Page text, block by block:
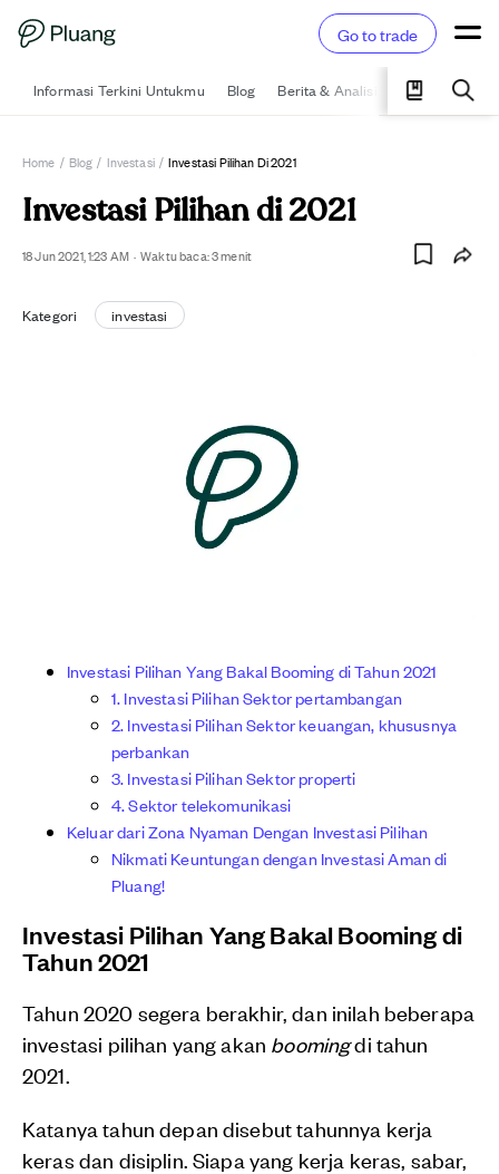
Go to trade
Informasi Terkini Untukmu Blog Berita & Analisis Pelajari
Home / Blog / Investasi / Investasi Pilihan Di 2021
Investasi Pilihan di 2021
18 Jun 2021, 1:23 AM · Waktu baca:3menit
Kategori investasi
Investasi Pilihan Yang Bakal Booming di Tahun 2021
1. Investasi Pilihan Sektor pertambangan
2. Investasi Pilihan Sektor keuangan, khususnya
perbankan
3. Investasi Pilihan Sektor properti
4. Sektor telekomunikasi
Keluar dari Zona Nyaman Dengan Investasi Pilihan
Nikmati Keuntungan dengan Investasi Aman di
Pluang!
Investasi Pilihan Yang Bakal Booming di
Tahun 2021
Tahun 2020 segera berakhir, dan inilah beberapa
investasi pilihan yang akan boomingdi tahun
2021.
Katanya tahun depan disebut tahunnya kerja
keras dan disiplin. Siapa yang kerja keras, sabar,